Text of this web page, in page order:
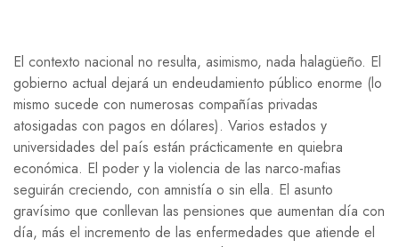
El contexto nacional no resulta, asimismo, nada halagüeño. El
gobierno actual dejará un endeudamiento público enorme (lo
mismo sucede con numerosas compañías privadas
atosigadas con pagos en dólares). Varios estados y
universidades del país están prácticamente en quiebra
económica. El poder y la violencia de las narco-mafias
seguirán creciendo, con amnistía o sin ella. El asunto
gravísimo que conllevan las pensiones que aumentan día con
día, más el incremento de las enfermedades que atiende el